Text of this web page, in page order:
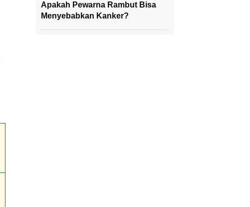
Apakah Pewarna Rambut Bisa
Menyebabkan Kanker?